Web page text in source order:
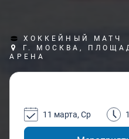
ХОККЕЙНЫЙ МАТЧ
Г. МОСКВА,
АРЕНА
11 марта, Ср